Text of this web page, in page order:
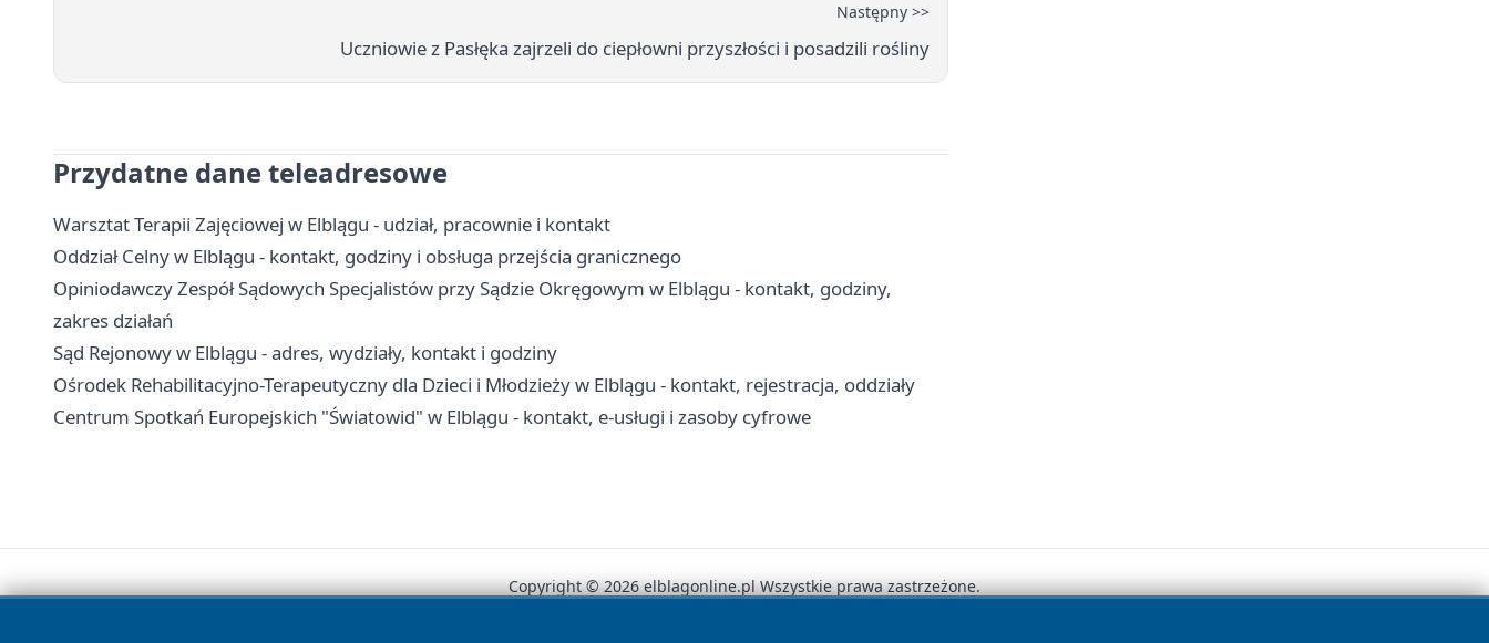
Następny >>
Uczniowie z Pasłęka zajrzeli do ciepłowni przyszłości i posadzili rośliny
Przydatne dane teleadresowe
Warsztat Terapii Zajęciowej w Elblągu - udział, pracownie i kontakt
Oddział Celny w Elblągu - kontakt, godziny i obsługa przejścia granicznego
Opiniodawczy Zespół Sądowych Specjalistów przy Sądzie Okręgowym w Elblągu - kontakt, godziny,
zakres działań
Sąd Rejonowy w Elblągu - adres, wydziały, kontakt i godziny
Ośrodek Rehabilitacyjno-Terapeutyczny dla Dzieci i Młodzieży w Elblągu - kontakt, rejestracja, oddziały
Centrum Spotkań Europejskich "Światowid" w Elblągu - kontakt, e-usługi i zasoby cyfrowe
Copyright © 2026 elblagonline.pl Wszystkie prawa zastrzeżone.